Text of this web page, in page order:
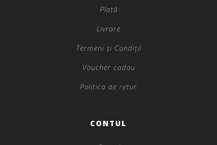
Plată
Livrare
Termeni și Condiții
Voucher cadou
Politica de retur
CONTUL